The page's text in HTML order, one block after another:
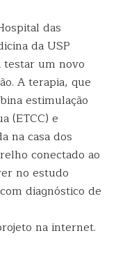
das
da USP
um novo
A terapia, que
estimulação
(ETCC) e
na casa dos
conectado ao
no estudo
diagnóstico de
na internet.